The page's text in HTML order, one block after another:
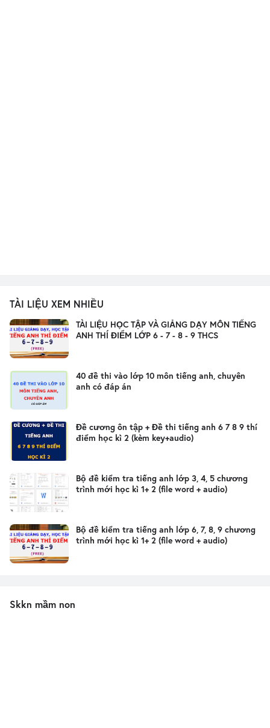
TÀI LIỆU XEM NHIỀU
TÀI LIỆU HỌC TẬP VÀ GIẢNG DẠY MÔN TIẾNG
ANH THÍ ĐIỂM LỚP 6 - 7 - 8 - 9 THCS
40 đề thi vào lớp 10 môn tiếng anh, chuyên
anh có đáp án
Đề cương ôn tập + Đề thi tiếng anh 6 7 8 9 thí
điểm học kì 2 (kèm key+audio)
Bộ đề kiểm tra tiếng anh lớp 3, 4, 5 chương
trình mới học kì 1+ 2 (file word + audio)
Bộ đề kiểm tra tiếng anh lớp 6, 7, 8, 9 chương
trình mới học kì 1+ 2 (file word + audio)
Skkn mầm non